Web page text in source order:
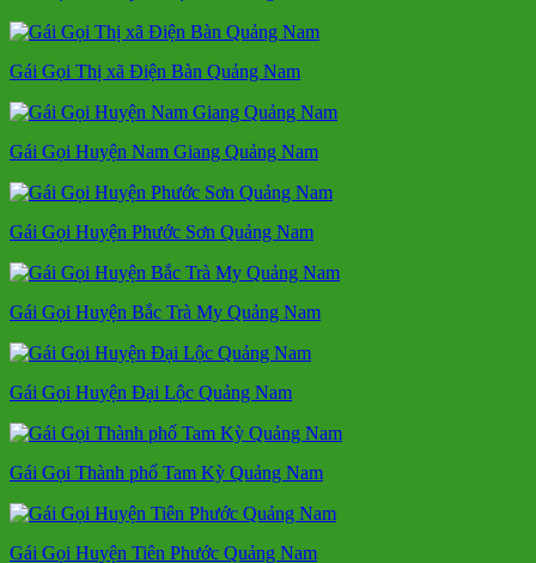
Gái Gọi Thị xã Điện Bàn Quảng Nam
Gái Gọi Huyện Nam Giang Quảng Nam
Gái Gọi Huyện Phước Sơn Quảng Nam
Gái Gọi Huyện Bắc Trà My Quảng Nam
Gái Gọi Huyện Đại Lộc Quảng Nam
Gái Gọi Thành phố Tam Kỳ Quảng Nam
Gái Gọi Huyện Tiên Phước Quảng Nam